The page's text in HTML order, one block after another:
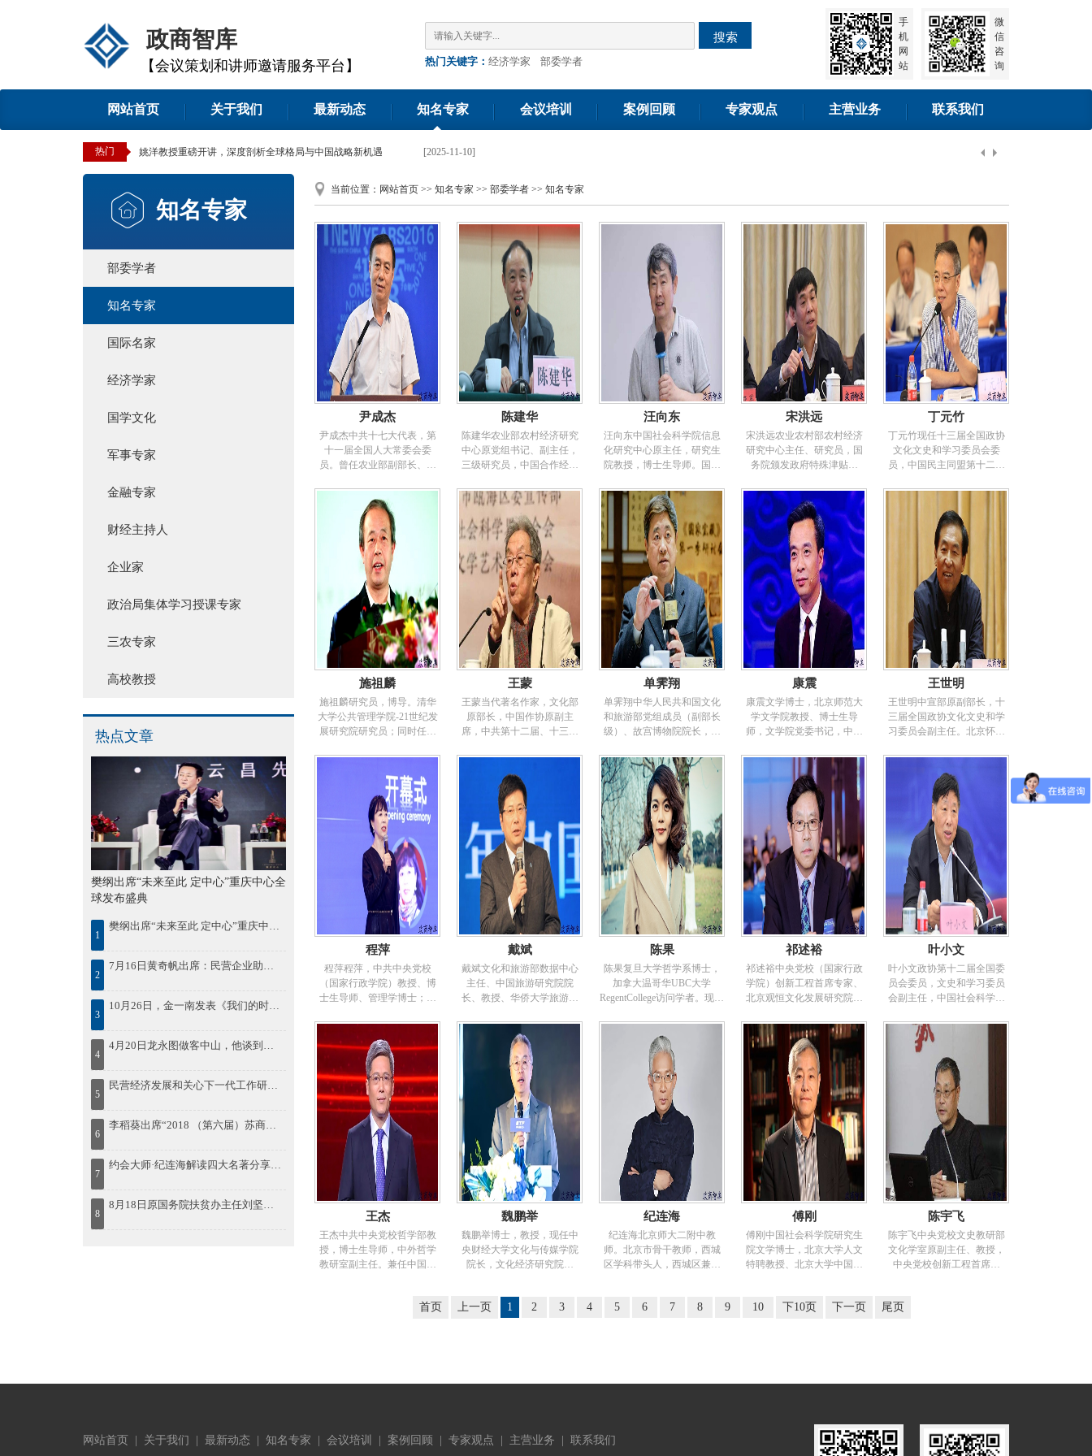
政商智库
【会议策划和讲师邀请服务平台】
搜索
热门关键字：经济学家 部委学者
微
信
咨
询
手
机
网
站
网站首页 关于我们 最新动态 知名专家 会议培训 案例回顾 专家观点 主营业务 联系我们
热门 经济学家魏杰教授主讲《两会后中国宏观经济政策的重大调整与企业机遇》专题讲座
知名专家
部委学者
知名专家
国际名家
经济学家
国学文化
军事专家
金融专家
财经主持人
企业家
政治局集体学习授课专家
三农专家
高校教授
热点文章
樊纲出席“未来至此 定中心”重庆中心全
球发布盛典
1
樊纲出席“未来至此 定中心”重庆中心全球发布盛典
2
7月16日黄奇帆出席：民营企业助推鄂尔多斯绿色发展论坛
3
10月26日，金一南发表《我们的时代，我们的奋斗》精彩演讲
4
4月20日龙永图做客中山，他谈到中国区域协调发展，并为中山发展建言
5
民营经济发展和关心下一代工作研讨会在湘潭召开
6
李稻葵出席“2018 （第六届）苏商大会暨首届苏商全面高质量发展论坛”
7
约会大师·纪连海解读四大名著分享会在济南想书坊举行
8
8月18日原国务院扶贫办主任刘坚出席“首届鄱阳湖农林产业创新发展高峰论坛”
当前位置： 网站首页 >> 知名专家 >> 部委学者 >> 知名专家
尹成杰
尹成杰中共十七大代表，第
十一届全国人大常委会委
员。曾任农业部副部长、党
主任、党组成员，吉林省委
常委、秘书长。“三农”问题专
家。2013年9月被聘任为国务
院参事室特约研究员。1992
年3月任吉林省委副秘书长兼
办公厅主任。1995年7月任吉
林省委常委、秘书长。1997
年8月任国务院研究室副主
任、党组成员。2004年5月至
2008年任农业部副部长、党
组副书记。2008年3月任第十
一届全国人大农业与农村委
员会副主任委员。
陈建华
陈建华农业部农村经济研究
中心原党组书记、副主任，
三级研究员，中国合作经济
委员会主任委员。1982年毕
业于南京农学院。曾任农业
部教育司副处长、处长，中
央农业广播电视学校副校
长，中国农学会副会长兼秘
书长，农业部规划设计研究
院党委书记、副院长，农业
部农村经济研究中心党组书
记、副主任，三级研究员。
现任中国合作经济学会副会
长、合作金融专业委员会主
任委员。曾主持多项国际组
织和国家部委级研究课题，
对农村改革与发展、合作经
济组织、农业社会化服务和
农村金融等领域有比较深入
的研究。主编出版著作6本，
参》、《农民日报》等刊物
发表研究文章20余篇。研究
成果及个人多次获中央、国
家部门的奖励和表彰。享受
国务院政府特殊津贴专家。
汪向东
汪向东中国社会科学院信息
化研究中心原主任，研究生
院教授，博士生导师。国家
委员会委员。商务部电子商
务专家咨询委员会委员、工
信部电信经济专家委员会委
员、国家电子商务示范项目
评审委员会委员、国家保密
局密级鉴定委员会委员、中
国侨联特聘专家。中国信息
经济学会副理事长、“信息化
百人会”成员、“信息社会50人
论坛”理事、中国互联网协会
委员、多家院校兼职教授。
长期从事信息化理论政策研
究。主要著作：《信息化：
中国21世纪的选择》、《中
国：面对互联网时代的新经
济》、《电子政务行政生态
学》、《“新三农”与电子商
量我国农村电子商务成败的
根本标准》、《电商扶贫：
是什么、为什么、怎么看、
怎么办？》等上百篇学术论
文和研究
宋洪远
宋洪远农业农村部农村经济
研究中心主任、研究员，国
务院颁发政府特殊津贴专
文件和中央领导同志讲话23
篇，参加撰写《中国农业发
展报告》和《中国的粮食问
题》白皮书，“中国图书奖”获
得者。研究领域：国有企业
改革，宏观经济分析，农村
经济形势分析，农村经济政
策变迁，农村产业结构调
整，农村劳动力流动，农民
收入与消费，农户和政府涉
农部门行为，农村财政与金
融等。社会兼职：农业部软
科学委员会委员、副秘书
长、专家组专家。建设部城
镇化专家委员会专家。中国
民生研究院学术委员会副主
任。中国农村劳动力开发就
中国产业经济和技术经济研
究联合会常务理事。中国城
郊经济研究会理事、副秘书
长。中国供销合作经济学会
常务理事、学术委员会委
员。中国管理科学研
丁元竹
丁元竹现任十三届全国政协
文化文史和学习委员会委
员，中国民主同盟第十二届
党校(国家行政学院)社会和生
态文明教研部副主任、研究
员，北京大学政治发展与政
府管理研究所教授、北京大
学志愿服务与福利研究中心
主任、教授，中国人民大学
残疾人事业学院、浙江大学
公共管理学院、中央民族大
学民族学社会学学院教授，
《志愿服务论坛》主编。曾
担任联合国等若干国际组织
咨询专家。主持国家有关部
委委托课题、国际组织课题
数十项。曾应邀到美国、加
拿大、日本等二十多个国家
和地区进行学术交流和演
讲。研究方向：社会发展政
履历：1962年7月生，山东日
照人。1991年毕业于北京大
学社会学系并获博士学位。
1993-1995年赴加拿大蒙特利
尔大学做博士后研究，1999-
2001年赴美国匹兹堡大学国
际
施祖麟
施祖麟研究员，博导。清华
大学公共管理学院-21世纪发
展研究院研究员；同时任院
与城市发展研究中心主任。
主要研究领域：区域发展与
创新、环境经济、资源经
济、能源经济等。主要学术
和社会兼职：中国欧美同学
会会员、中国社会科学院环
境与发展研究中心理事、中
国能源研究会能源经济专业
委员会副秘书长、北京市政
协委员、市政协港澳台侨委
员会副主任、致公党北京市
委副主委。个人成就：先后
在《JournaloftheAsia-
PacificdevelopmentMonitor》、
《经济研究》、《经济科
学》、《数量经济与技术经
济研究》、《系统工程理论
学》、《科技导报》、《嘹
望周刊》、《清华大学学
报》（自然科学版、哲学社
会科学版）、《中国人口、
资源与环境》、《科学学与
科学技术管理》等学术刊物
上发表论文40余篇
王蒙
王蒙当代著名作家，文化部
原部长，中国作协原副主
席，中共第十二届、十三届
全国政协常委，共和国勋章
获得者（“人民艺术家”国家荣
誉称号）。曾任《人民文
学》主编、中国作协副主
席、中共中央委员、文化部
长、国际笔会中心中国分会
副会长等职。这时期著有长
篇小说《活动变人形》、
《暗杀—3322》、《季节三
部曲》（《恋爱的季节》、
《失态的季节》、《踌躇的
季节》），中篇小说《布
礼》、《蝴蝶》、《杂
色》、《相见时难》、《名
医梁有志传奇》、《在伊
犁》系列小说，小说集《冬
雨》、《坚硬的稀粥》、
《旋转的秋千》，作品集
《王蒙小说报告文学选》、
《王蒙中篇小说集》、《王
蒙选集》、《王蒙集》，散
文集《轻松与感伤》、《一
笑集》，文艺论集《当你拿
起笔&he
单霁翔
单霁翔中华人民共和国文化
和旅游部党组成员（副部长
级）、故宫博物院院长，故
一届、第十二届全国政协委
员，中国文物学会会长、研
究员，高级建筑师，注册城
市规划师。毕业于清华大学
建筑学院城市规划与设计专
业，师从两院院士吴良镛教
授，获工学博士学位。被聘
为北京大学、清华大学等高
等院校兼职教授、博士生导
师。2005年3月，获美国规划
协会“规划事业杰出人物奖”。
2014年9月，获国际文物修护
学会“福布斯奖”。出版《文化
遗产•思行文丛》等十余部专
著，并发表百余篇学术论
文。人物履历1992年1月至
1994年5月北京市城市规划管
1997年8月北京市文物局党组
书记、局长。1997年8月至
2000年1月中共北京市房山区
委书记。2001年1月至2002年
8月北京市规划委员会（首都
规划建设委
康震
康震文学博士，北京师范大
学文学院教授、博士生导
师，文学院党委书记，中组
教材委员会语文专业委员会
委员，教育部文化素质教育
指导委员会委员，西安市人
民政府文化顾问。主要研究
领域：中国古代诗词、散
文，中国古代文学与文化。
重点研究中国古代都城文化
与古代文学、唐代散文文体
发展、唐代文学教育与文学
等。中国唐代文学学会理
事，中国李白研究会、中国
苏轼研究会常务理事，中国
王维研究会理事，《唐代文
学研究年鉴》，《唐代文学
研究》编委。在中央电视台
《百家讲坛》主讲《诗仙李
白》《诗圣杜甫》《李清
担任中央电视台《中国诗词
大会》《经典咏流传》《朗
读者》等栏目文学顾问、鉴
赏嘉宾。
王世明
王世明中宣部原副部长，十
三届全国政协文化文史和学
习委员会副主任。北京怀柔
京大学获法学硕士学位，
2004年在清华大学获哲学博
士学位。1990年在中宣部机
关工作，历任中宣部宣教局
农村处处长、副局长、副局
长(正局级)，中宣部机关管理
局(机关服务中心)局长(主
任)，中宣部办公厅主任兼机
关服务中心主任，中宣部副
秘书长兼办公厅主任，中央
精神文明建设指导委员会办
公室专职副主任，中央宣传
部部务委员。2014年1月，任
中宣部副部长、中央精神文
明建设指导委员会办公室专
职副主任。2018年3月，任十
三届全国政协文化文史和学
题：《培育弘扬中华优秀传
统文化与创建文明城市》、
《奋斗精神、人格涵养与传
统文化》、《中国经典文化
精要》、《中国文化总
论》、《奋斗精神与传统文
化》。
程萍
程萍程萍，中共中央党校
（国家行政学院）教授、博
士生导师、管理学博士；中
委员会会长。中国未来研究
会常务理事及智库专家，中
国科学院现代化研究中心客
座研究员，中国公共服务研
究院院长，中国行政文化研
究会理事，中国起源地文化
研究中心智库专家，中国公
务员培训研究中心研究员，
国家教育部学位论文审议专
家，科普中国评审专家，福
建省科技发展战略研究院特
邀研究员；清华大学、北京
大学、中国政法大学等大学
继续教育学院主讲教授；曾
任内蒙古师范大学校长助
理，德国比勒菲尔德大学访
问学者等。主持完成国家
送国务院领导的决策咨询报
戴斌
戴斌文化和旅游部数据中心
主任、中国旅游研究院院
长、教授、华侨大学旅游学
办专家组成员，全国旅游饭
店星级评定委员会国家级检
查员，北京市旅行社等级划
分与评定委员会委员，数家
旅游上市公司和旅游企业集
团的独立董事和管理顾问。
研究领域：旅游企业管理、
旅游产业经济。在《旅游学
刊》、《南开管理评论》等
境内外媒体上公开发表相关
论文350余篇，多次为《旅游
管理》、《中国旅游年鉴》
等权威刊物转载。出版《现
代饭店集团研究》
（1998）、《中国国有饭店
的转型与变革研究》
（2002）、《国有饭店产业
较研究》（2000、2006）、
《旅行社管理》（2002、
陈果
陈果复旦大学哲学系博士，
加拿大温哥华UBC大学
RegentCollege访问学者。现任
想道德修养与法律基础课”任
课教师。2005年2月-2008年6
月在复旦大学哲学系基督教
哲学专业攻读博士。2008年6
月至今在复旦大学社会科学
基础部工作。在复旦bbs有很
高人气，是北区研究生公寓
三宝之首--"酋长"。人物经
历：1999年9月-2002年6月，
复旦大学文科基地班。1999
年10月-2001年6月，担任复旦
大学哲学系学生会主席。
2002年9月-2005年1月，复旦
大学哲学系西方哲学专业攻
读硕士。2002年9月-2004年6
月，复旦大学“上海市基督教
新教牧师硕士班”英文教师。
年-2005年，复旦大学哲学系
祁述裕
祁述裕中央党校（国家行政
学院）创新工程首席专家、
北京观恒文化发展研究院院
院）社会和文化教研部主
任、中央党校（国家行政学
院）文化政策与管理研究中
心主任，二级教授，博士生
导师。享受国务院政府特贴
专家。兼任国家公共文化服
务体系专家委员会委员，国
家国有文化资产管理专家指
导委员会委员、北京大学研
究员、中国传媒大学博士生
导师、人民大学报刊复印资
料《文化创意产业》终审顾
问等。研究方向：文化政
策、文化管理。主要简历
（学术背景）：1982—1991
年安徽大学中文系教授；
1991—1994年北京大学攻读
委中国改革报、中国改革杂
叶小文
叶小文政协第十二届全国委
员会委员，文史和学习委员
会副主任，中国社会科学院
名誉博士。曾任国家宗教事
务局局长、党组书记，中央
社会主义学院党组书记、第
一副院长（正部长级），中
共第十八届中央委员会委
员，十六、十七届中央候补
委员，第九、十、十一届中
国人民政治协商会议常务委
员会委员。兼任中国国际交
流协会副会长，中日友好21
世纪委员会中方委员，中国
战略文化促进会高级顾问，
中国人权研究会副会长，中
国统一战线理论研究会副会
长，中国孙子兵法研究会副
会长，太湖文化论坛高级顾
问，综合开发研究院（中国•
中国宗教学会顾问。中国人
王杰
王杰中共中央党校哲学部教
授，博士生导师，中外哲学
教研室副主任。兼任中国实
兼职，领导干部国学论坛及
场讲坛第29讲《传统文化与
价值。个人履历：1980—
魏鹏举
魏鹏举博士，教授，现任中
央财经大学文化与传媒学院
院长，文化经济研究院院
济与政策协同研究中心”的责
规划专家委员会委员、文化
学文化产业研究院研究员、
纪连海
纪连海北京师大二附中教
师。北京市骨干教师，西城
区学科带头人，西城区兼职
期从事历史教学工作，CCTV
默、设问解疑、鞭辟入里，
讲坛》“十大名嘴”中的“最另
傅刚
傅刚中国社会科学院研究生
院文学博士，北京大学人文
特聘教授、北京大学中国古
学研究会会长（国家一级学
文献学、出土文献、经学等
（2003-2005）、台湾大学中
文系客座教授（2008）、韩
陈宇飞
陈宇飞中央党校文史教研部
文化学室原副主任、教授，
中央党校创新工程首席专
设、城市建设。在中央党校
注《文化城市图景》、《城
城市文化问题》、《我国城
市社会的文化发展解析》等
首页 上一页 1 2 3 4 5 6 7 8 9 10 下10页 下一页 尾页
网站首页 关于我们 最新动态 知名专家 会议培训 案例回顾 专家观点 主营业务 联系我们